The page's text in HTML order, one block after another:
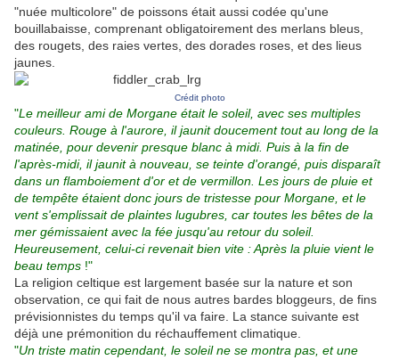
"nuée multicolore" de poissons était aussi codée qu'une
bouillabaisse, comprenant obligatoirement des merlans bleus,
des rougets, des raies vertes, des dorades roses, et des lieus
jaunes.
Crédit photo
"Le meilleur ami de Morgane était le soleil, avec ses multiples
couleurs. Rouge à l'aurore, il jaunit doucement tout au long de la
matinée, pour devenir presque blanc à midi. Puis à la fin de
l'après-midi, il jaunit à nouveau, se teinte d'orangé, puis disparaît
dans un flamboiement d'or et de vermillon. Les jours de pluie et
de tempête étaient donc jours de tristesse pour Morgane, et le
vent s'emplissait de plaintes lugubres, car toutes les bêtes de la
mer gémissaient avec la fée jusqu'au retour du soleil.
Heureusement, celui-ci revenait bien vite : Après la pluie vient le
beau temps !"
La religion celtique est largement basée sur la nature et son
observation, ce qui fait de nous autres bardes bloggeurs, de fins
prévisionnistes du temps qu'il va faire. La stance suivante est
déjà une prémonition du réchauffement climatique.
"Un triste matin cependant, le soleil ne se montra pas, et une